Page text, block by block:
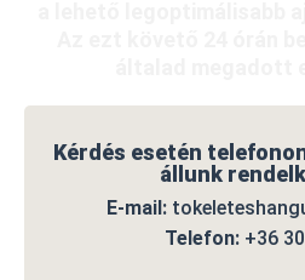
Kérdés esetén
állunk
E-mail:
Telefon:+36